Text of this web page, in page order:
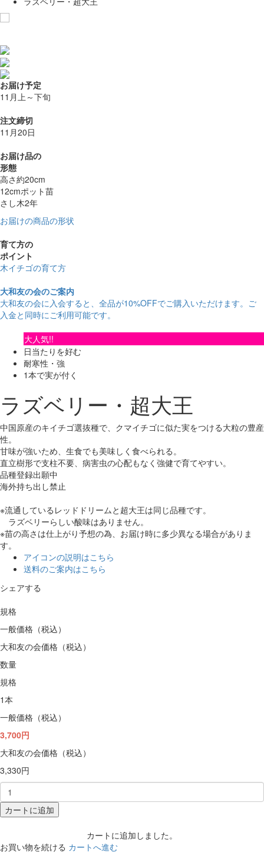
お届け予定
11月上～下旬
注文締切
11月20日
お届け品の
形態
高さ約20cm
12cmポット苗
さし木2年
お届けの商品の形状
育て方の
ポイント
木イチゴの育て方
大和友の会のご案内
大和友の会に入会すると、 全品が10%OFFでご購入いただけます。ご
入金と同時にご利用可能です。
大人気!!
日当たりを好む
耐寒性・強
1本で実が付く
ラズベリー・超大王
中国原産のキイチゴ選抜種で、クマイチゴに似た実をつける大粒の豊産
性。
甘味が強いため、生食でも美味しく食べられる。
直立樹形で支柱不要、病害虫の心配もなく強健で育てやすい。
品種登録出願中
海外持ち出し禁止
※流通しているレッドドリームと超大王は同じ品種です。
ラズベリーらしい酸味はありません。
※苗の高さは仕上がり予想の為、お届け時に多少異なる場合がありま
す。
アイコンの説明はこちら
送料のご案内はこちら
シェアする
規格
一般価格（税込）
大和友の会価格（税込）
数量
規格
1本
一般価格（税込）
3,700円
大和友の会価格（税込）
3,330円
カートに追加
カートに追加しました。
お買い物を続ける カートへ進む